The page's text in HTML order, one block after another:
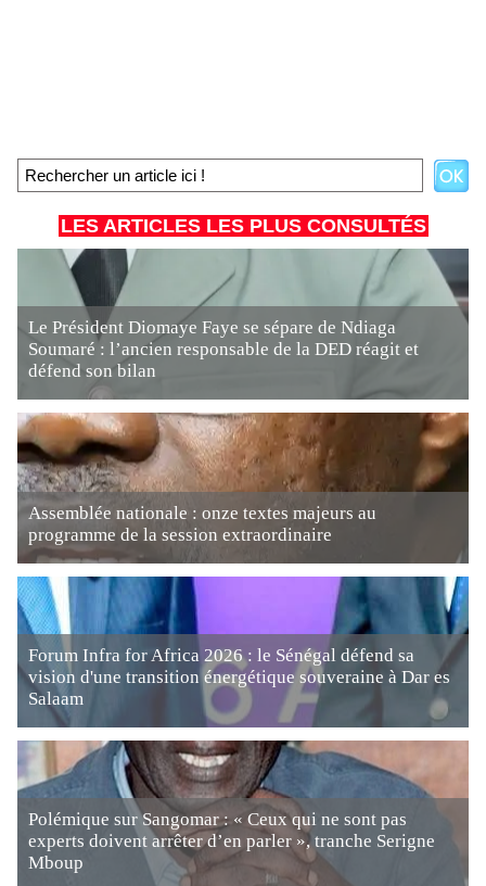
LES ARTICLES LES PLUS CONSULTÉS
Le Président Diomaye Faye se sépare de Ndiaga
Soumaré : l’ancien responsable de la DED réagit et
défend son bilan
Assemblée nationale : onze textes majeurs au
programme de la session extraordinaire
Forum Infra for Africa 2026 : le Sénégal défend sa
vision d'une transition énergétique souveraine à Dar es
Salaam
Polémique sur Sangomar : « Ceux qui ne sont pas
experts doivent arrêter d’en parler », tranche Serigne
Mboup